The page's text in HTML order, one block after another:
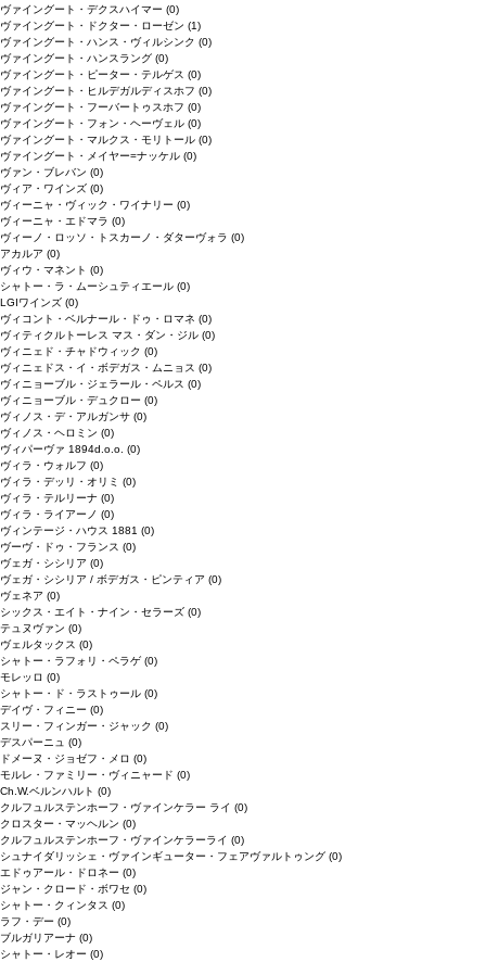
ヴァイングート・デクスハイマー (0)
ヴァイングート・ドクター・ローゼン (1)
ヴァイングート・ハンス・ヴィルシンク (0)
ヴァイングート・ハンスラング (0)
ヴァイングート・ピーター・テルゲス (0)
ヴァイングート・ヒルデガルディスホフ (0)
ヴァイングート・フーバートゥスホフ (0)
ヴァイングート・フォン・ヘーヴェル (0)
ヴァイングート・マルクス・モリトール (0)
ヴァイングート・メイヤー=ナッケル (0)
ヴァン・ブレバン (0)
ヴィア・ワインズ (0)
ヴィーニャ・ヴィック・ワイナリー (0)
ヴィーニャ・エドマラ (0)
ヴィーノ・ロッソ・トスカーノ・ダターヴォラ (0)
アカルア (0)
ヴィウ・マネント (0)
シャトー・ラ・ムーシュティエール (0)
LGIワインズ (0)
ヴィコント・ベルナール・ドゥ・ロマネ (0)
ヴィティクルトーレス マス・ダン・ジル (0)
ヴィニェド・チャドウィック (0)
ヴィニェドス・イ・ボデガス・ムニョス (0)
ヴィニョーブル・ジェラール・ペルス (0)
ヴィニョーブル・デュクロー (0)
ヴィノス・デ・アルガンサ (0)
ヴィノス・ヘロミン (0)
ヴィパーヴァ 1894d.o.o. (0)
ヴィラ・ウォルフ (0)
ヴィラ・デッリ・オリミ (0)
ヴィラ・テルリーナ (0)
ヴィラ・ライアーノ (0)
ヴィンテージ・ハウス 1881 (0)
ヴーヴ・ドゥ・フランス (0)
ヴェガ・シシリア (0)
ヴェガ・シシリア / ボデガス・ピンティア (0)
ヴェネア (0)
シックス・エイト・ナイン・セラーズ (0)
テュヌヴァン (0)
ヴェルタックス (0)
シャトー・ラフォリ・ペラゲ (0)
モレッロ (0)
シャトー・ド・ラストゥール (0)
デイヴ・フィニー (0)
スリー・フィンガー・ジャック (0)
デスパーニュ (0)
ドメーヌ・ジョゼフ・メロ (0)
モルレ・ファミリー・ヴィニャード (0)
Ch.W.ベルンハルト (0)
クルフュルステンホーフ・ヴァインケラー ライ (0)
クロスター・マッヘルン (0)
クルフュルステンホーフ・ヴァインケラーライ (0)
シュナイダリッシェ・ヴァインギューター・フェアヴァルトゥング (0)
エドゥアール・ドロネー (0)
ジャン・クロード・ボワセ (0)
シャトー・クィンタス (0)
ラフ・デー (0)
ブルガリアーナ (0)
シャトー・レオー (0)